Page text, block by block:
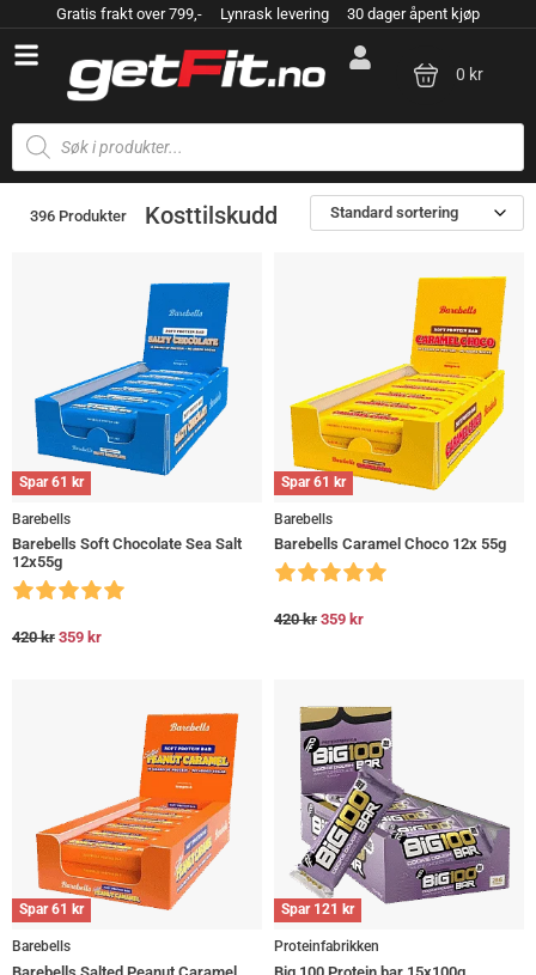
Gratis frakt over 799,- Lynrask levering 30 dager åpent kjøp
0 kr
Kosttilskudd Standard sortering
396 Produkter
Spar61 kr
Barebells
Barebells Soft Chocolate Sea Salt
12x55g
420kr 359 kr
Spar61 kr
Barebells
Barebells Caramel Choco 12x 55g
420kr 359 kr
Spar61 kr
Barebells
Spar 121 kr
Proteinfabrikken